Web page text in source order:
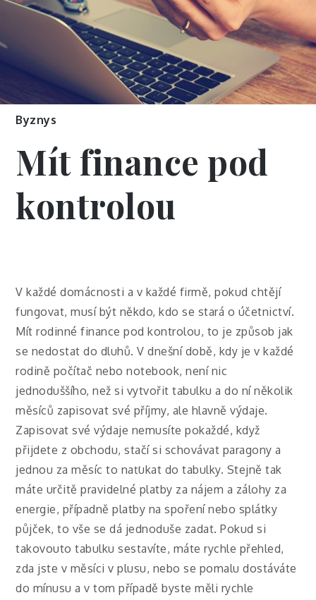
Byznys
Mít finance pod
kontrolou
V každé domácnosti a v každé firmě, pokud chtějí
fungovat, musí být někdo, kdo se stará o účetnictví.
Mít rodinné finance pod kontrolou, to je způsob jak
se nedostat do dluhů. V dnešní době, kdy je v každé
rodině počítač nebo notebook, není nic
jednoduššího, než si vytvořit tabulku a do ní několik
měsíců zapisovat své příjmy, ale hlavně výdaje.
Zapisovat své výdaje nemusíte pokaždé, když
přijdete z obchodu, stačí si schovávat paragony a
jednou za měsíc to naťukat do tabulky. Stejně tak
máte určitě pravidelné platby za nájem a zálohy za
energie, případně platby na spoření nebo splátky
půjček, to vše se dá jednoduše zadat. Pokud si
takovouto tabulku sestavíte, máte rychle přehled,
zda jste v měsíci v plusu, nebo se pomalu dostáváte
do mínusu a v tom případě byste měli rychle